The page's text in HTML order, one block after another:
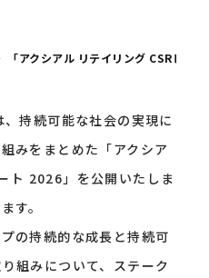
「アクシアル リテイリング CSRレポ
持続可能な社会の実現に
みをまとめた「アクシア
ト 2026」を公開いたしま
す。
の持続的な成長と持続可
組みについて、ステーク